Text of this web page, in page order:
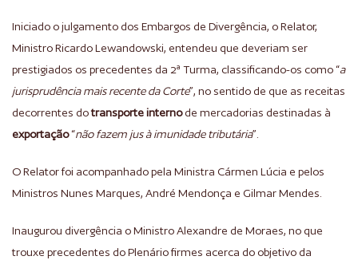
Iniciado o julgamento dos Embargos de Divergência, o Relator,
Ministro Ricardo Lewandowski, entendeu que deveriam ser
prestigiados os precedentes da 2ª Turma, classificando-os como “a
jurisprudência mais recente da Corte”, no sentido de que as receitas
decorrentes dotransporte internode mercadorias destinadas à
exportação“não fazem jus à imunidade tributária”.
O Relator foi acompanhado pela Ministra Cármen Lúcia e pelos
Ministros Nunes Marques, André Mendonça e Gilmar Mendes.
Inaugurou divergência o Ministro Alexandre de Moraes, no que
trouxe precedentes do Plenário firmes acerca do objetivo da